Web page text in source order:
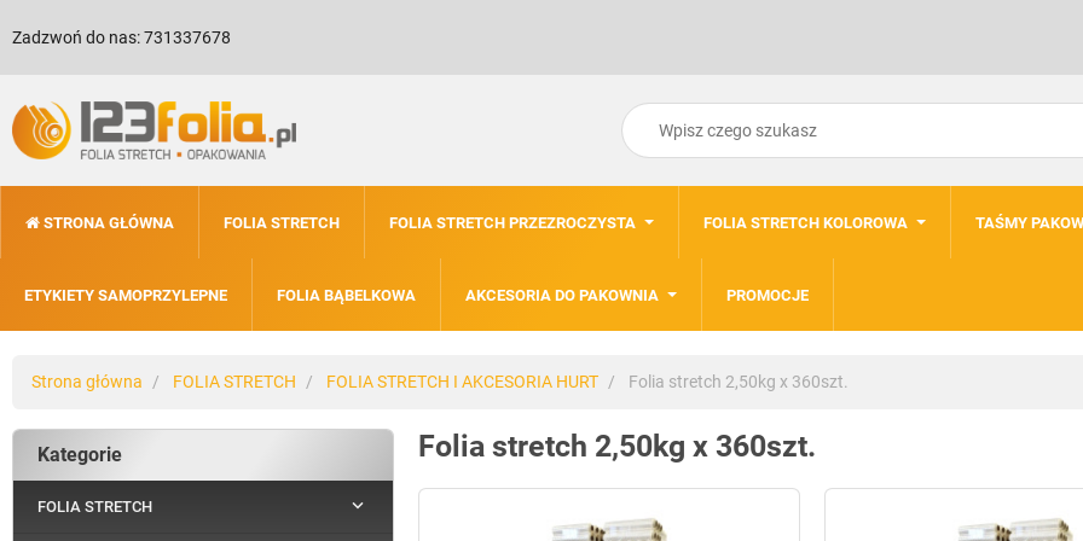
Zadzwoń do nas:731337678
STRONA GŁÓWNA FOLIA STRETCH FOLIA STRETCH PRZEZROCZYSTA FOLIA STRETCH KOLOROWA TAŚMY
ETYKIETY SAMOPRZYLEPNE FOLIA BĄBELKOWA AKCESORIA DO PAKOWNIA PROMOCJE
Strona główna FOLIA STRETCH FOLIA STRETCH I AKCESORIA HURT Folia stretch 2,50kg x 360szt.
Kategorie
FOLIA STRETCH 
Folia stretch 2,50kg x 360szt.